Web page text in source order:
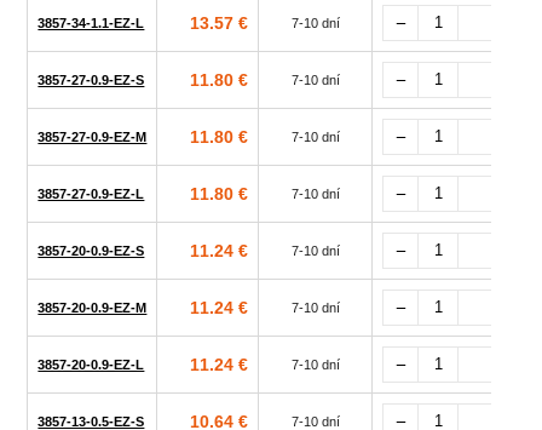
3857-34-1.1-EZ-L 13.57 € 7-10 dní
3857-27-0.9-EZ-S 11.80 € 7-10 dní
3857-27-0.9-EZ-M 11.80 € 7-10 dní
3857-27-0.9-EZ-L 11.80 € 7-10 dní
3857-20-0.9-EZ-S 11.24 € 7-10 dní
3857-20-0.9-EZ-M 11.24 € 7-10 dní
3857-20-0.9-EZ-L 11.24 € 7-10 dní
3857-13-0.5-EZ-S 10.64 € 7-10 dní